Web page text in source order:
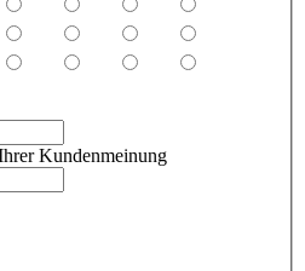
Kundenmeinung